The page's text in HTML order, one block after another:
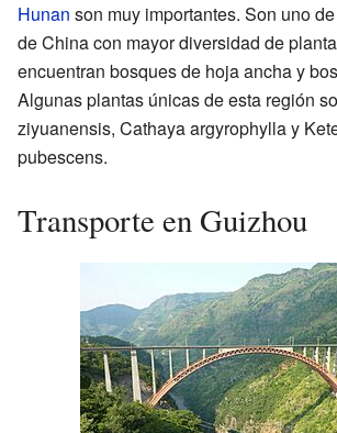
Hunan son muy importantes. Son uno
de China con mayor diversidad de
encuentran bosques de hoja ancha y
Algunas plantas únicas de esta región
ziyuanensis, Cathaya argyrophylla y
pubescens.
Transporte en Guizhou